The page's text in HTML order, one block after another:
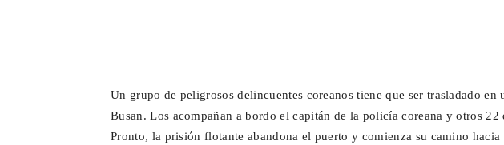
Un grupo de peligrosos delincuentes coreanos tiene que ser trasladado en
Busan. Los acompañan a bordo el capitán de la policía coreana y otros 22
Pronto, la prisión flotante abandona el puerto y comienza su camino hacia